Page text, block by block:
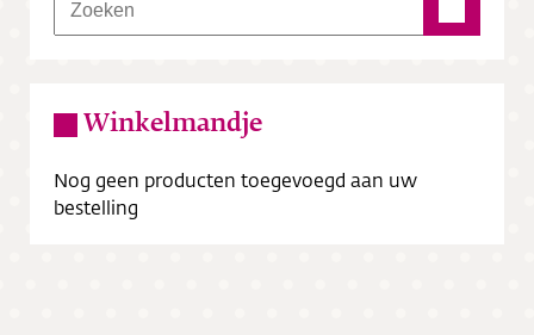
Winkelmandje
Nog geen producten toegevoegd aan uw
bestelling